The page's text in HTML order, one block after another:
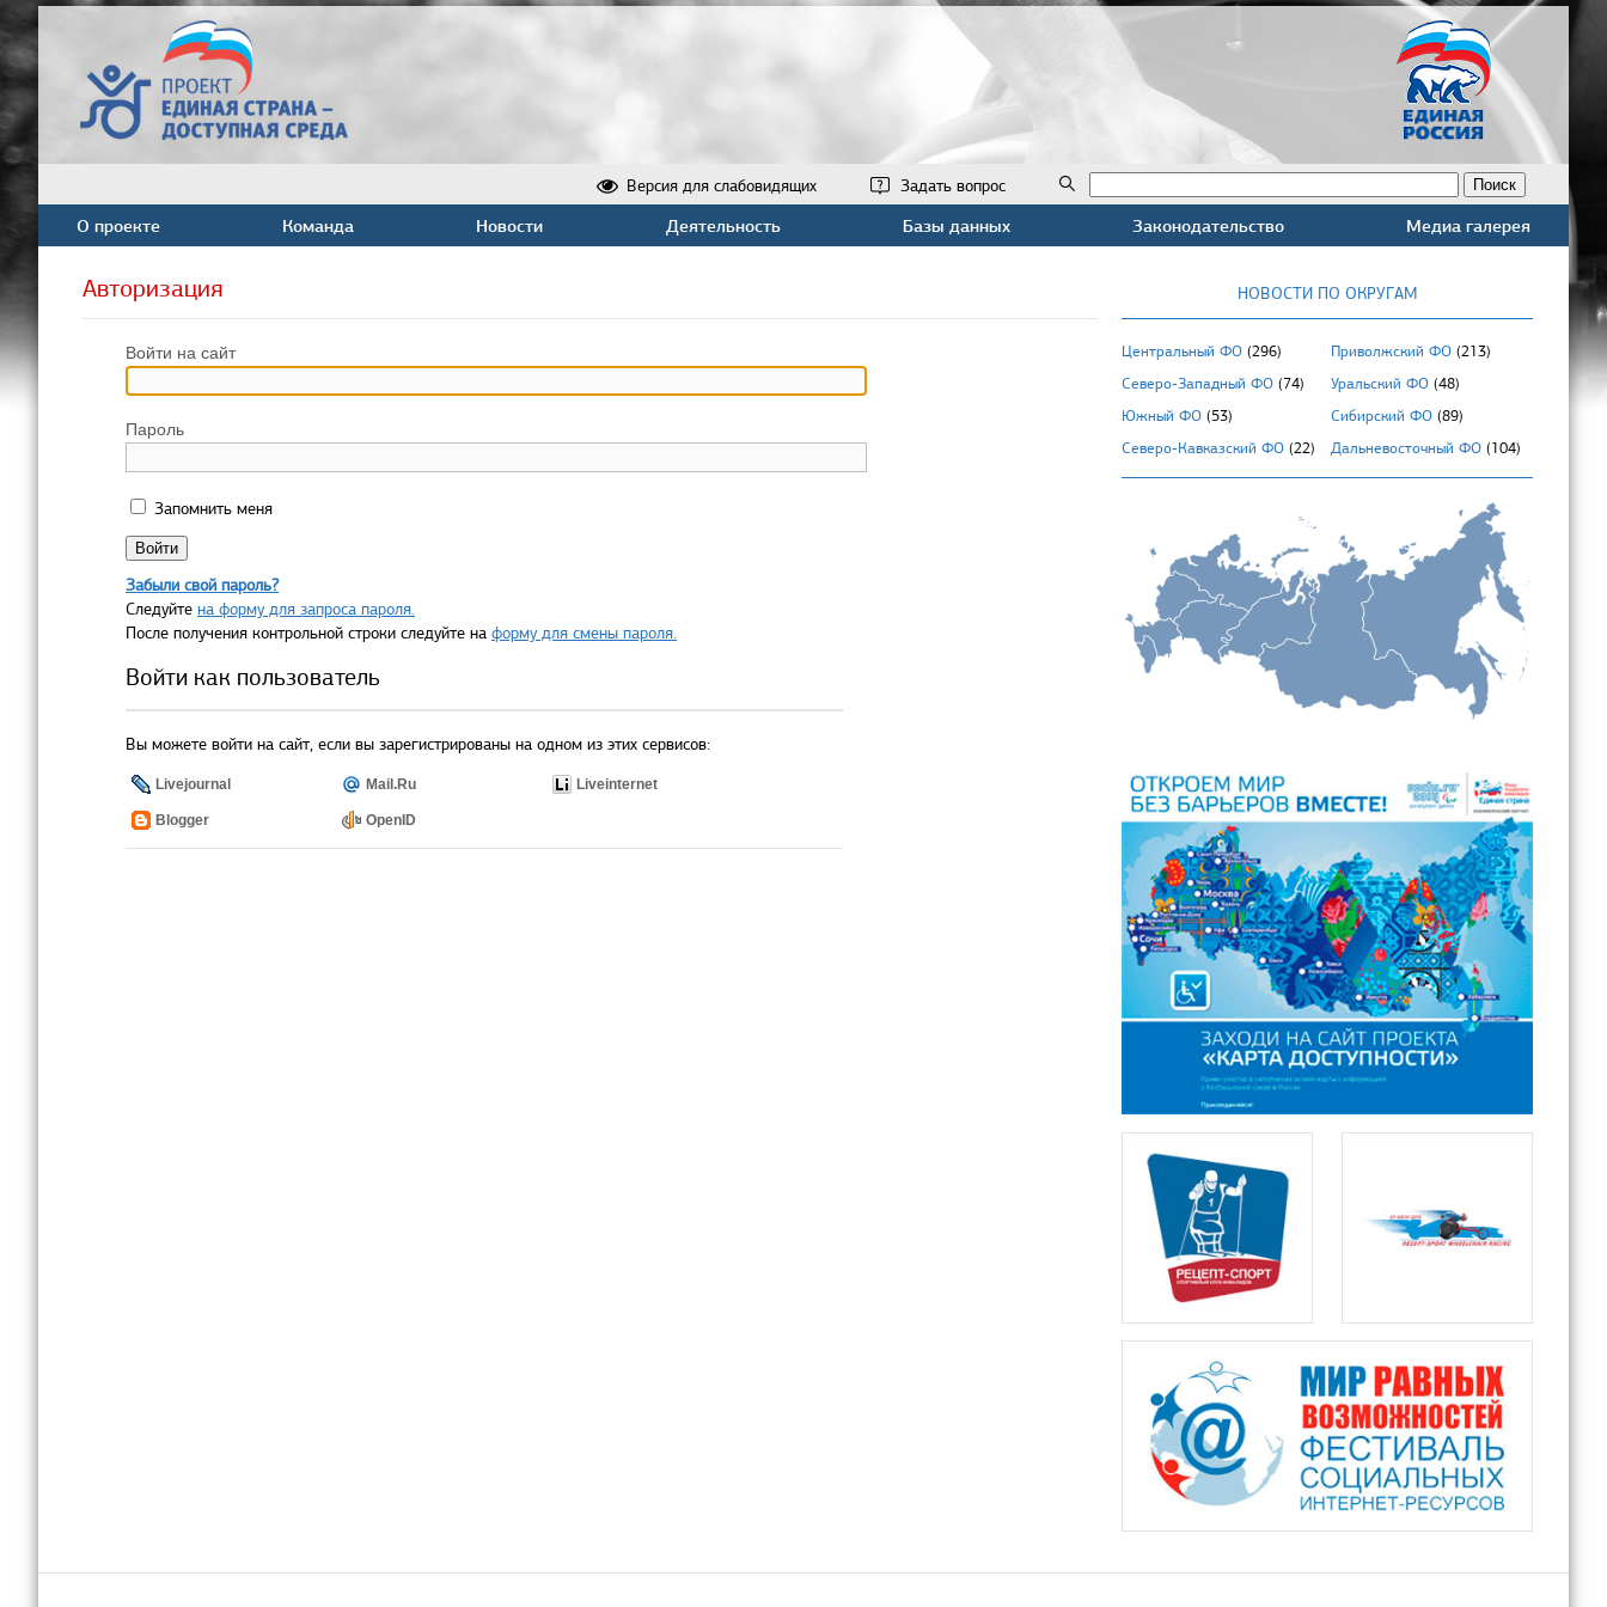
Задать вопрос
Версия для слабовидящих
О проекте Команда Новости Деятельность Базы данных Законодательство Медиа галерея
Авторизация
Войти на сайт
Пароль
Запомнить меня
Забыли свой пароль?
Следуйте на форму для запроса пароля.
После получения контрольной строки следуйте на форму для смены пароля.
Войти как пользователь
Вы можете войти на сайт, если вы зарегистрированы на одном из этих сервисов:
Livejournal Mail.Ru Liveinternet
Blogger OpenID
НОВОСТИ ПО ОКРУГАМ
Центральный ФО (296) Приволжский ФО (213)
Северо-Западный ФО (74) Уральский ФО (48)
Южный ФО (53) Сибирский ФО (89)
Северо-Кавказский ФО (22) Дальневосточный ФО (104)